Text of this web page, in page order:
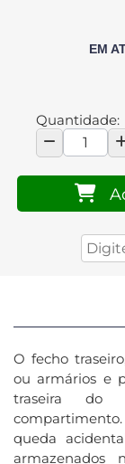
EM
Quantidade:
O fecho
ou armários e
traseira do
queda
armazenados